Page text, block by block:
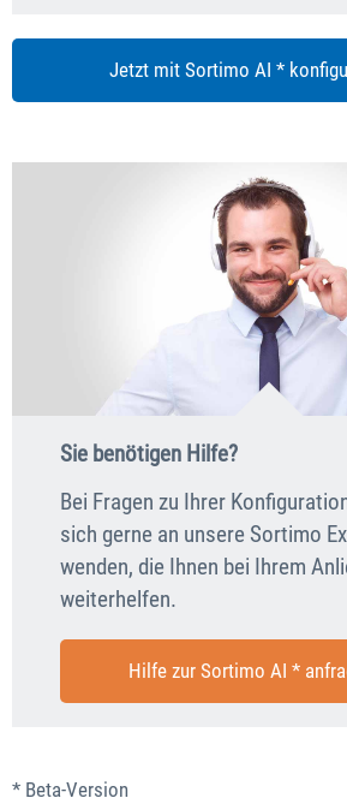
Jetzt mit Sortimo AI *
Sie benötigen Hilfe?
Bei Fragen zu Ihrer
sich gerne an unsere Sortimo
wenden, die Ihnen bei Ihrem
weiterhelfen.
Hilfe zur Sortimo AI *
* Beta-Version